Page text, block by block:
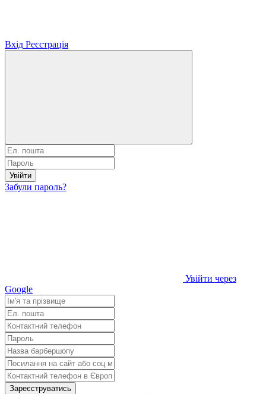
Вхід Реєстрація
Увійти
Забули пароль?
Увійти через
Google
Зареєструватись